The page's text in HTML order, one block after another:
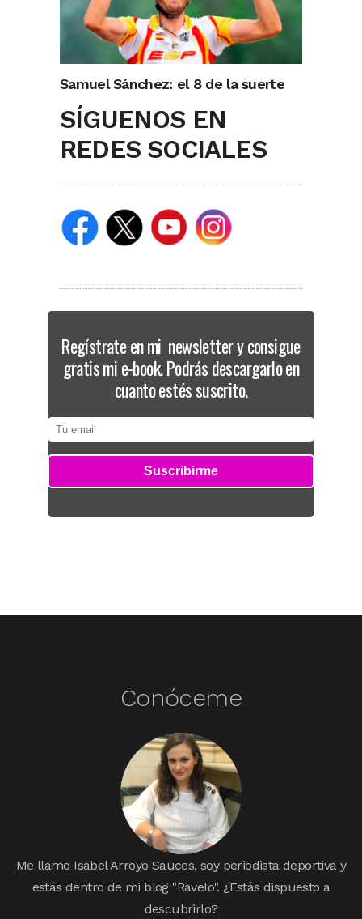
Samuel Sánchez: el 8 de la suerte
SÍGUENOS EN
REDES SOCIALES
Regístrate en mi newsletter y consigue
gratis mi e-book. Podrás descargarlo en
cuanto estés suscrito.
Conóceme
Me llamo Isabel Arroyo Sauces, soy periodista deportiva y
estás dentro de mi blog "Ravelo". ¿Estás dispuesto a
descubrirlo?